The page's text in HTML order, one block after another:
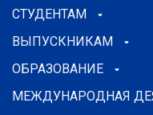
СТУДЕНТАМ
ВЫПУСКНИКАМ
ОБРАЗОВАНИЕ
МЕЖДУНАРОДНАЯ